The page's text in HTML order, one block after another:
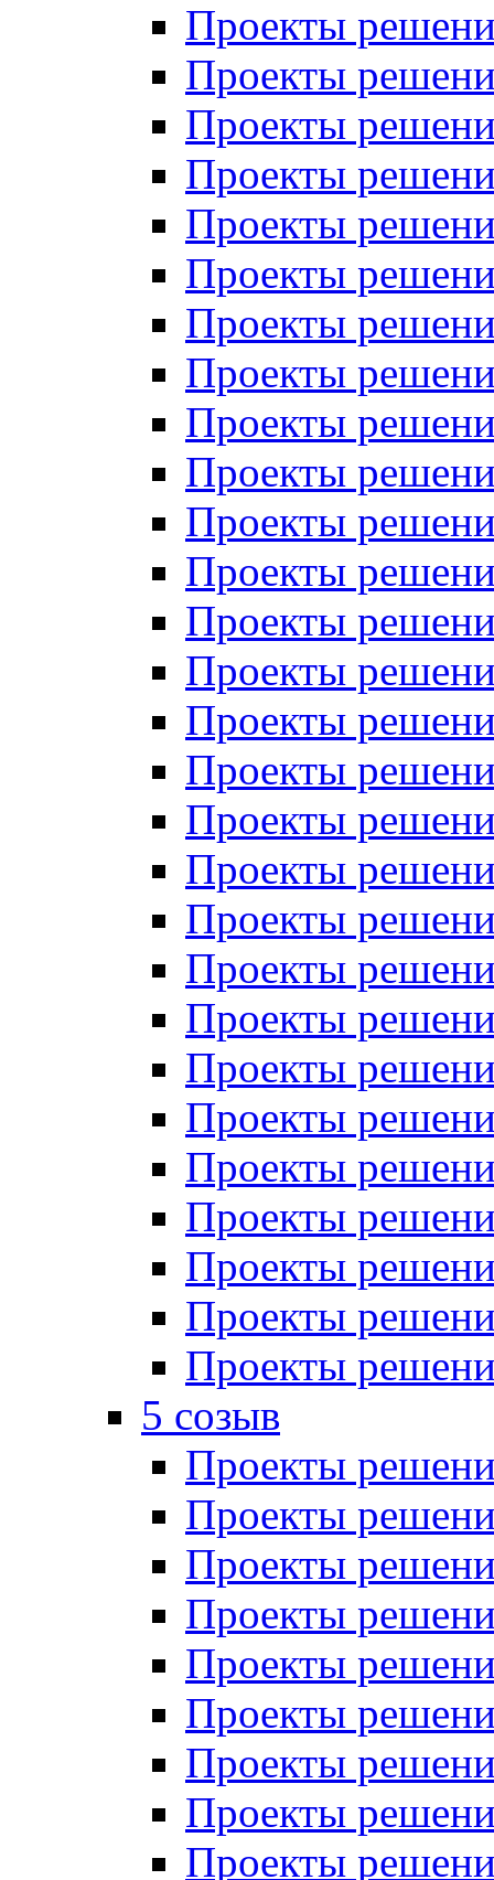
Проекты
Проекты
Проекты
Проекты
Проекты
Проекты
Проекты
Проекты
Проекты
Проекты
Проекты
Проекты
Проекты
Проекты
Проекты
Проекты
Проекты
Проекты
Проекты
Проекты
Проекты
Проекты
Проекты
Проекты
Проекты
Проекты
Проекты
Проекты
5 созыв
Проекты
Проекты
Проекты
Проекты
Проекты
Проекты
Проекты
Проекты
Проекты